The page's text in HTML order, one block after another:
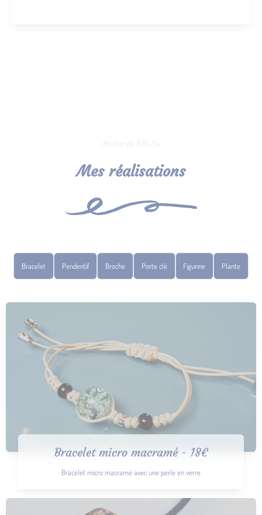
Atelier de Féli.Cie
Mes réalisations
Bracelet Pendentif Broche Porte clé Figurine Plante
Bracelet micro macramé - 18€
Bracelet micro macramé avec une perle en verre